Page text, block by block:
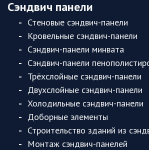
Сэндвич панели
Стеновые сэндвич-панели
Кровельные сэндвич-панели
Сэндвич-панели минвата
Сэндвич-панели
Трёхслойные сэндвич-панели
Двухслойные сэндвич-панели
Холодильные сэндвич-панели
Доборные элементы
Строительство зданий из
Монтаж сэндвич-панелей